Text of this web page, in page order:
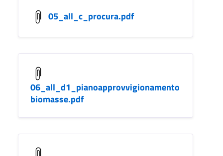
05_all_c_procura.pdf
06_all_d1_pianoapprovvigionamento
biomasse.pdf